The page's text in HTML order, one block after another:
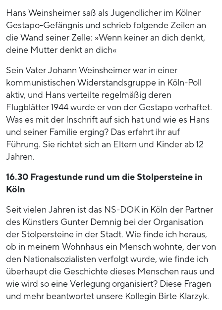
Hans Weinsheimer saß als Jugendlicher im Kölner
Gestapo-Gefängnis und schrieb folgende Zeilen an
die Wand seiner Zelle: »Wenn keiner an dich denkt,
deine Mutter denkt an dich«
Sein Vater Johann Weinsheimer war in einer
kommunistischen Widerstandsgruppe in Köln-Poll
aktiv, und Hans verteilte regelmäßig deren
Flugblätter 1944 wurde er von der Gestapo verhaftet.
Was es mit der Inschrift auf sich hat und wie es Hans
und seiner Familie erging? Das erfahrt ihr auf
Führung. Sie richtet sich an Eltern und Kinder ab 12
Jahren.
16.30 Fragestunde rund um die Stolpersteine in
Köln
Seit vielen Jahren ist das NS-DOK in Köln der Partner
des Künstlers Gunter Demnig bei der Organisation
der Stolpersteine in der Stadt. Wie finde ich heraus,
ob in meinem Wohnhaus ein Mensch wohnte, der von
den Nationalsozialisten verfolgt wurde, wie finde ich
überhaupt die Geschichte dieses Menschen raus und
wie wird so eine Verlegung organisiert? Diese Fragen
und mehr beantwortet unsere Kollegin Birte Klarzyk.